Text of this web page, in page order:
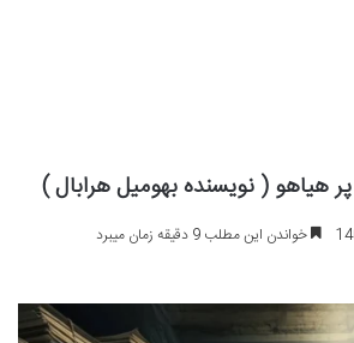
هیاهو ( نویسنده بهومیل هرابال )
خواندن این مطلب 9 دقیقه زمان میبرد